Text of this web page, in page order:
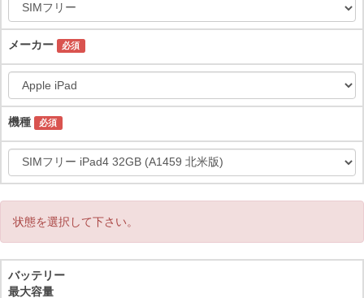
メーカー 必須
機種 必須
状態を選択して下さい。
バッテリー
最大容量